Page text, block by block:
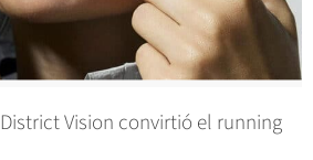
District Vision convirtió el running